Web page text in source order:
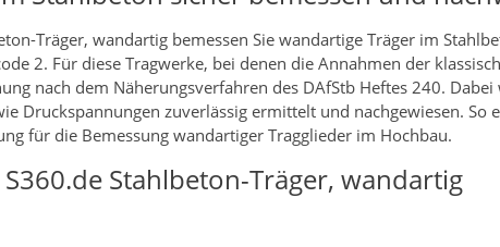
Träger, wandartig bemessen Sie wandartige Träger im
2. Für diese Tragwerke, bei denen die Annahmen der
nach dem Näherungsverfahren des DAfStb Heftes 240. Dabei
Druckspannungen zuverlässig ermittelt und nachgewiesen. So
für die Bemessung wandartiger Tragglieder im Hochbau.
Stahlbeton-Träger, wandartig